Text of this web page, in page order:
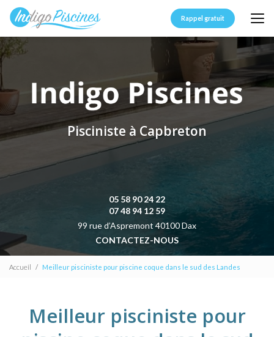
Aller
contenu
principal
Rappel gratuit
Pisciniste à Capbreton
05 58 90 24 22
07 48 94 12 59
99 rue d’Aspremont 40100 Dax
CONTACTEZ-NOUS
Accueil Meilleur pisciniste pour piscine coque dans le sud des Landes
Meilleur pisciniste pour